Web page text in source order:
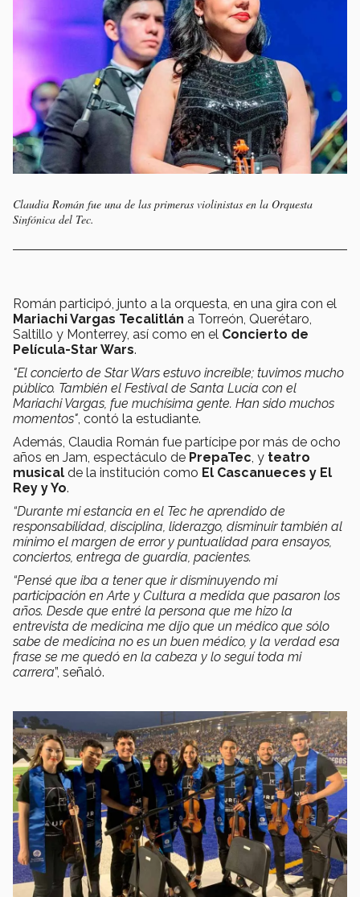
Claudia Román fue una de las primeras violinistas en la Orquesta
Sinfónica del Tec.
Román participó, junto a la orquesta, en una gira con el
Mariachi Vargas Tecalitlán a Torreón, Querétaro,
Saltillo y Monterrey, así como en el Concierto de
Película-Star Wars.
"El concierto de Star Wars estuvo increíble; tuvimos mucho
público. También el Festival de Santa Lucía con el
Mariachi Vargas, fue muchísima gente. Han sido muchos
momentos", contó la estudiante.
Además, Claudia Román fue partícipe por más de ocho
años en Jam, espectáculo de PrepaTec, y teatro
musical de la institución como El Cascanueces y El
Rey y Yo.
“Durante mi estancia en el Tec he aprendido de
responsabilidad, disciplina, liderazgo, disminuir también al
mínimo el margen de error y puntualidad para ensayos,
conciertos, entrega de guardia, pacientes.
“Pensé que iba a tener que ir disminuyendo mi
participación en Arte y Cultura a medida que pasaron los
años. Desde que entré la persona que me hizo la
entrevista de medicina me dijo que un médico que sólo
sabe de medicina no es un buen médico, y la verdad esa
frase se me quedó en la cabeza y lo seguí toda mi
carrera”, señaló.